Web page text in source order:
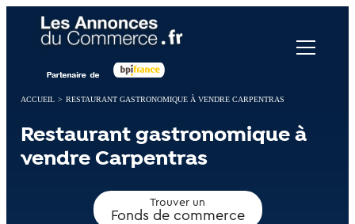
ACCUEIL > RESTAURANT GASTRONOMIQUE À VENDRE CARPENTRAS
Restaurant gastronomique à
vendre Carpentras
Trouver un
Fonds de commerce
Panneau de gestion des cookies